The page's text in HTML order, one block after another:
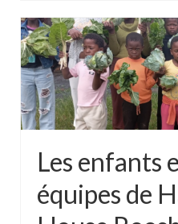
Les enfants
équipes de